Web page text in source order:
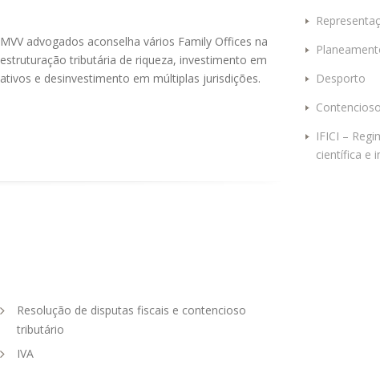
MVV advogados aconselha vários Family Offices na
estruturação tributária de riqueza, investimento em
ativos e desinvestimento em múltiplas jurisdições.
Resolução de disputas fiscais e contencioso
tributário
IVA
Desporto
IFICI –
científica e